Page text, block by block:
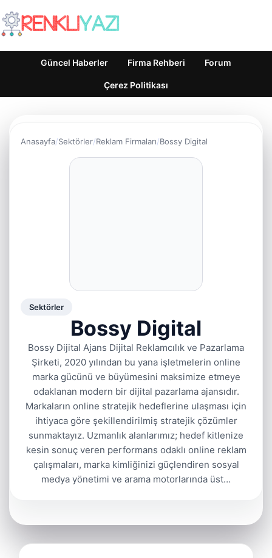
Güncel Haberler Firma Rehberi Forum
Çerez Politikası
Anasayfa Sektörler Reklam Firmaları Bossy Digital
Sektörler
Bossy Digital
Bossy Dijital Ajans Dijital Reklamcılık ve Pazarlama
Şirketi, 2020 yılından bu yana işletmelerin online
marka gücünü ve büyümesini maksimize etmeye
odaklanan modern bir dijital pazarlama ajansıdır.
Markaların online stratejik hedeflerine ulaşması için
ihtiyaca göre şekillendirilmiş stratejik çözümler
sunmaktayız. Uzmanlık alanlarımız; hedef kitlenize
kesin sonuç veren performans odaklı online reklam
çalışmaları, marka kimliğinizi güçlendiren sosyal
medya yönetimi ve arama motorlarında üst…